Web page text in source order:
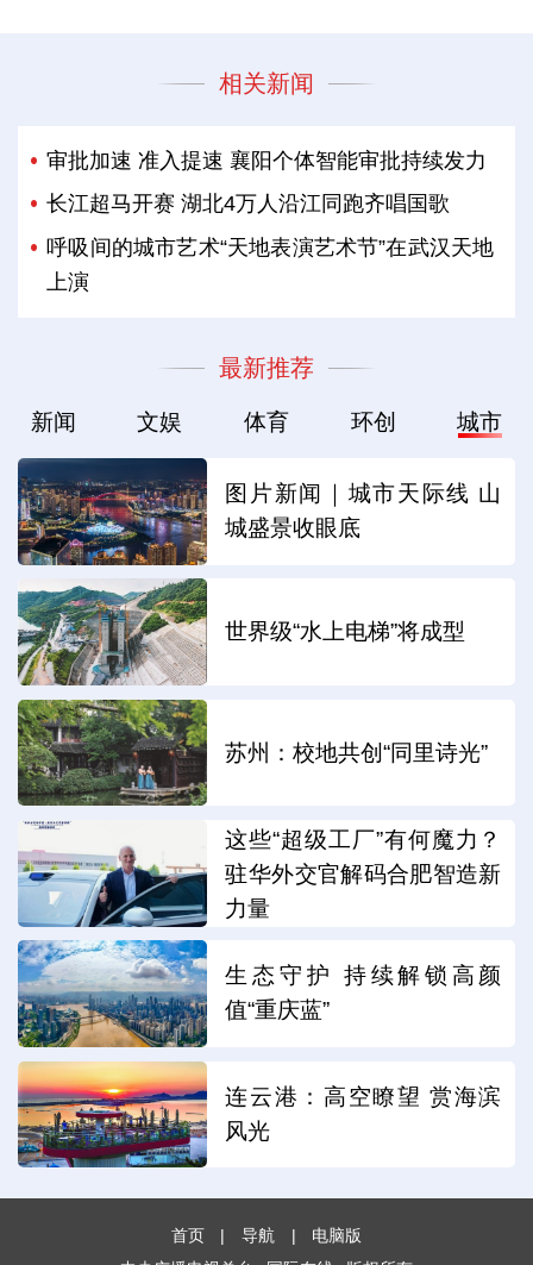
相关新闻
审批加速 准入提速 襄阳个体智能审批持续发力
长江超马开赛 湖北4万人沿江同跑齐唱国歌
呼吸间的城市艺术“天地表演艺术节”在武汉天地
上演
最新推荐
新闻 文娱 体育 环创 城市
图片新闻｜城市天际线 山
城盛景收眼底
世界级“水上电梯”将成型
苏州：校地共创“同里诗光”
这些“超级工厂”有何魔力？
驻华外交官解码合肥智造新
力量
生态守护 持续解锁高颜
值“重庆蓝”
连云港：高空瞭望 赏海滨
风光
首页 | 导航 |
电脑版